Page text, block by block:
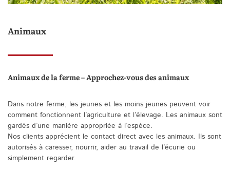
Animaux
Animaux de la ferme – Approchez-vous des animaux
Dans notre ferme, les jeunes et les moins jeunes peuvent voir
comment fonctionnent l’agriculture et l’élevage. Les animaux sont
gardés d’une manière appropriée à l’espèce.
Nos clients apprécient le contact direct avec les animaux. Ils sont
autorisés à caresser, nourrir, aider au travail de l’écurie ou
simplement regarder.